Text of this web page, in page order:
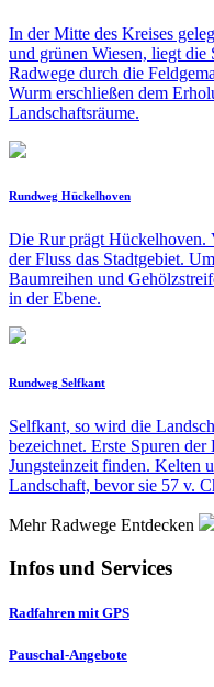
In der Mitte des Kreises
und grünen Wiesen, liegt die
Radwege durch die
Wurm erschließen dem
Landschaftsräume.
Rundweg Hückelhoven
Die Rur prägt Hückelhoven.
der Fluss das Stadtgebiet.
Baumreihen und
in der Ebene.
Rundweg Selfkant
Selfkant, so wird die
bezeichnet. Erste Spuren der
Jungsteinzeit finden. Kelten
Landschaft, bevor sie 57 v.
Mehr Radwege Entdecken
Infos und Services
Radfahren mit GPS
Pauschal-Angebote